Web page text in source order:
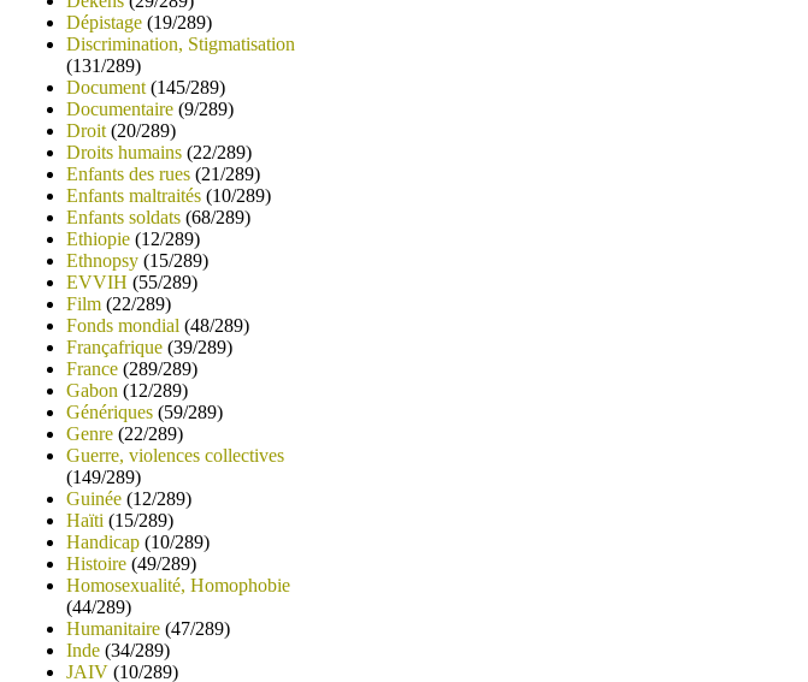
Dépistage (19/289)
Discrimination, Stigmatisation
(131/289)
Document (145/289)
Documentaire (9/289)
Droit (20/289)
Droits humains (22/289)
Enfants des rues (21/289)
Enfants maltraités (10/289)
Enfants soldats (68/289)
Ethiopie (12/289)
Ethnopsy (15/289)
EVVIH (55/289)
Film (22/289)
Fonds mondial (48/289)
Françafrique (39/289)
France (289/289)
Gabon (12/289)
Génériques (59/289)
Genre (22/289)
Guerre, violences collectives
(149/289)
Guinée (12/289)
Haïti (15/289)
Handicap (10/289)
Histoire (49/289)
Homosexualité, Homophobie
(44/289)
Humanitaire (47/289)
Inde (34/289)
JAIV (10/289)